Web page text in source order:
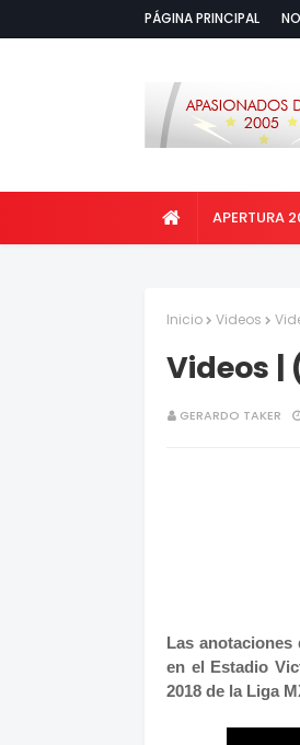
PÁGINA PRINCIPAL
APERTURA
Inicio Videos
Videos |
GERARDO TAKER
Las anotaciones
en el Estadio
2018 de la Liga